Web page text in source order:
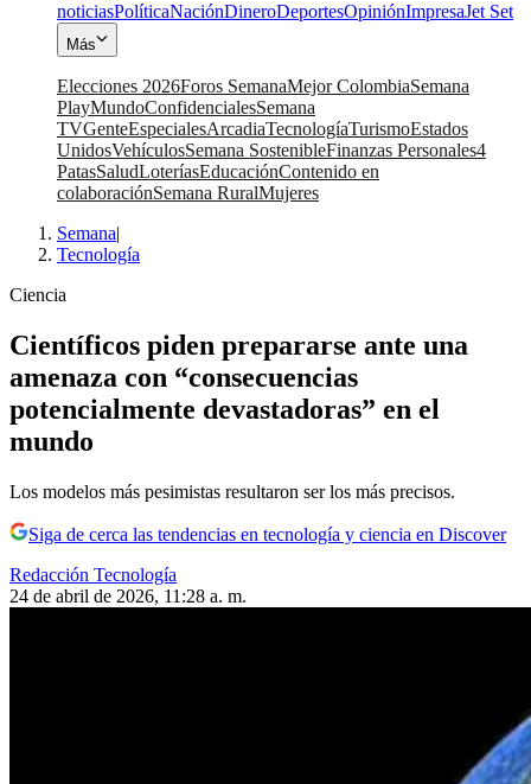
noticiasPolíticaNaciónDineroDeportesOpiniónImpresaJet Set
Más
Elecciones 2026Foros SemanaMejor ColombiaSemana
PlayMundoConfidencialesSemana
TVGenteEspecialesArcadiaTecnologíaTurismoEstados
UnidosVehículosSemana SostenibleFinanzas Personales4
PatasSaludLoteríasEducaciónContenido en
colaboraciónSemana RuralMujeres
Semana|
Tecnología
Ciencia
Científicos piden prepararse ante una
amenaza con “consecuencias
potencialmente devastadoras” en el
mundo
Los modelos más pesimistas resultaron ser los más precisos.
Siga de cerca las tendencias en tecnología y ciencia en Discover
Redacción Tecnología
24 de abril de 2026, 11:28 a. m.